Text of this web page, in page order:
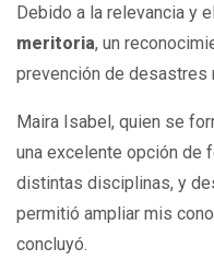
Debido a la relevancia y
meritoria, un
prevención de desastres
Maira Isabel, quien se
una excelente opción de
distintas disciplinas, y
permitió ampliar mis
concluyó.